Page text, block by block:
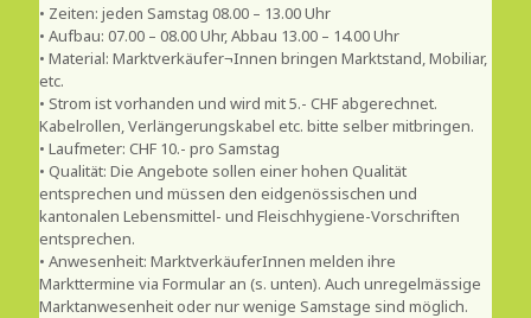
• Zeiten: jeden Samstag 08.00 – 13.00 Uhr
• Aufbau: 07.00 – 08.00 Uhr, Abbau 13.00 – 14.00 Uhr
• Material: Marktverkäufer¬Innen bringen Marktstand, Mobiliar,
etc.
• Strom ist vorhanden und wird mit 5.- CHF abgerechnet.
Kabelrollen, Verlängerungskabel etc. bitte selber mitbringen.
• Laufmeter: CHF 10.- pro Samstag
• Qualität: Die Angebote sollen einer hohen Qualität
entsprechen und müssen den eidgenössischen und
kantonalen Lebensmittel- und Fleischhygiene-Vorschriften
entsprechen.
• Anwesenheit: MarktverkäuferInnen melden ihre
Markttermine via Formular an (s. unten). Auch unregelmässige
Marktanwesenheit oder nur wenige Samstage sind möglich.